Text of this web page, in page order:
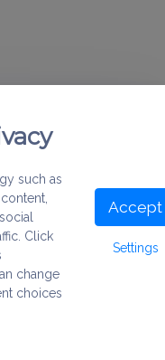
such as
Click
change
choices
Accept
Settings